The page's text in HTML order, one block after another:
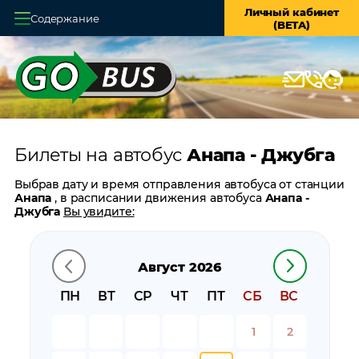
Содержание
Личный кабинет
(BETA)
Главная
О системе
Оплата и доставка
Возврат билетов
Контакты
Билеты на автобусАнапа - Джубга
Август 2026
ПН
ВТ СР ЧТ ПТ СБ ВС
1 2
Выбрав дату и время отправления автобуса от станции
Анапа, в расписании движения автобусаАнапа -
Джубга Вы увидите:
время прибытия
время в пути
цену билета
Анапа